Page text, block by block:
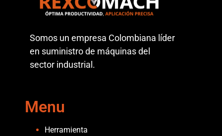
Somos un empresa Colombiana líder
en suministro de máquinas del
sector industrial.
Menu
Herramienta